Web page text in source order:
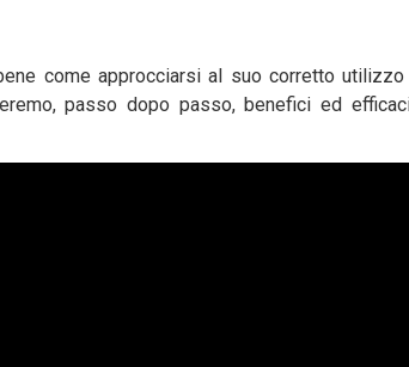
come approcciarsi al suo corretto
passo dopo passo, benefici ed